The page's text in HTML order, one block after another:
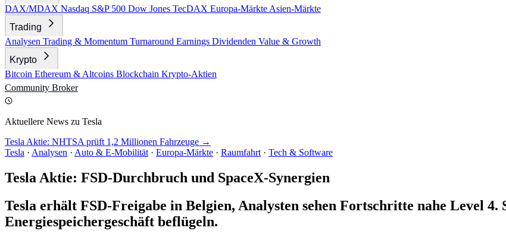
DAX/MDAX Nasdaq S&P 500 Dow Jones TecDAX Europa-Märkte Asien-Märkte
Trading
Analysen Trading & Momentum Turnaround Earnings Dividenden Value & Growth
Krypto
Bitcoin Ethereum & Altcoins Blockchain Krypto-Aktien
Community Broker
Aktuellere News zu Tesla
Tesla Aktie: NHTSA prüft 1,2 Millionen Fahrzeuge →
Tesla · Analysen · Auto & E-Mobilität · Europa-Märkte · Raumfahrt · Tech & Software
Tesla Aktie: FSD-Durchbruch und SpaceX-Synergien
Tesla erhält FSD-Freigabe in Belgien, Analysten sehen Fortschritte nahe Level 4.
Energiespeichergeschäft beflügeln.